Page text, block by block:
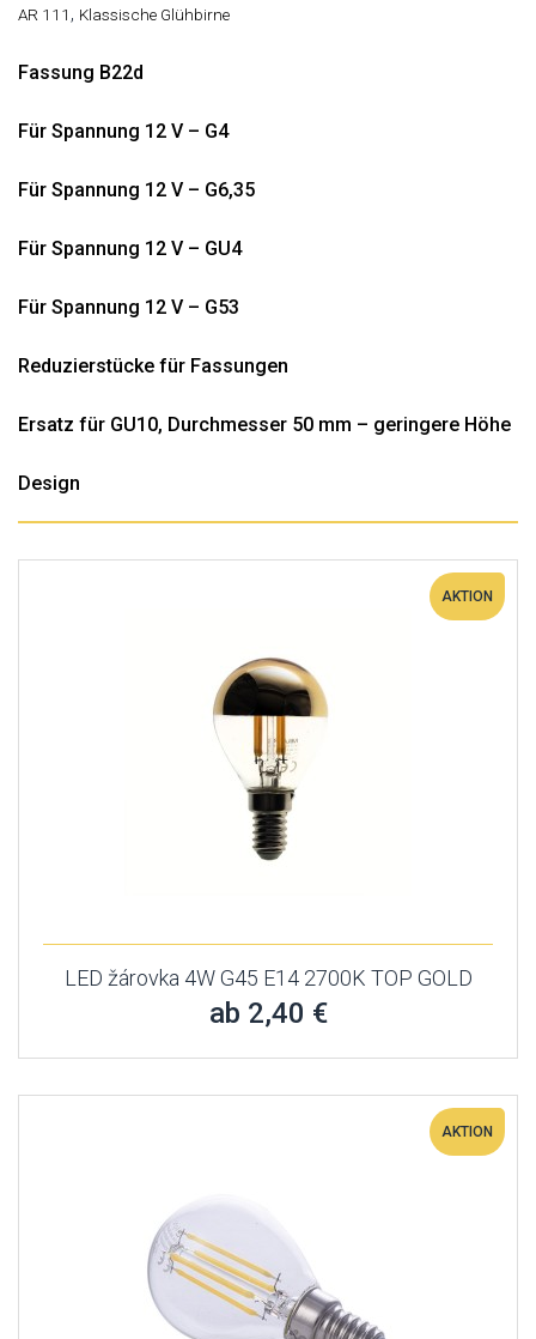
AR 111 , Klassische Glühbirne
Fassung B22d
Für Spannung 12 V – G4
Für Spannung 12 V – G6,35
Für Spannung 12 V – GU4
Für Spannung 12 V – G53
Reduzierstücke für Fassungen
Ersatz für GU10, Durchmesser 50 mm – geringere Höhe
Design
AKTION
LED žárovka 4W G45 E14 2700K TOP GOLD
ab 2,40 €
AKTION